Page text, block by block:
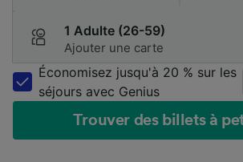
1 Adulte (26-59)
Ajouter une carte
Économisez jusqu'à 20 % sur les
séjours avec Genius
Trouver des billets à